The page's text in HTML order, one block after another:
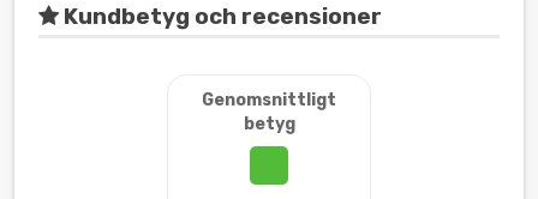
Kundbetyg och recensioner
Genomsnittligt
betyg